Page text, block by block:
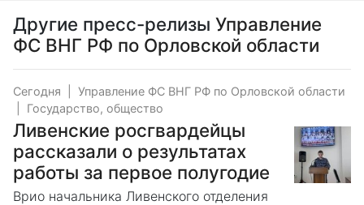
Другие пресс-релизы Управление
ФС ВНГ РФ по Орловской области
Сегодня
Управление ФС ВНГ РФ по Орловской области
Государство, общество
Ливенские росгвардейцы
рассказали о результатах
работы за первое полугодие
Врио начальника Ливенского отделения